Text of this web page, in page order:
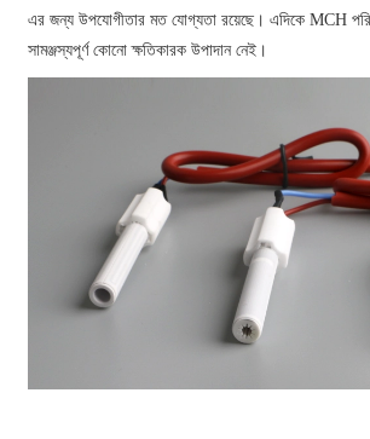
এর জন্য উপযোগীতার মত যোগ্যতা রয়েছে। এদিকে MCH
সামঞ্জস্যপূর্ণ কোনো ক্ষতিকারক উপাদান নেই।